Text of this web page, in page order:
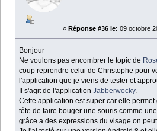
« Réponse #36 le: 09 octobre
Bonjour
Ne voulons pas encombrer le topic de
coup reprendre celui de Christophe pour
l'application que je viens de tester et
Il s'agit de l'applicationJabberwocky.
Cette application est super car elle
tête de faire bouger une souris comme
grâce a des expressions du visage on